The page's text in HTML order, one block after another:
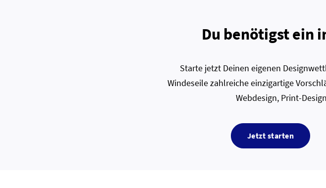
Du benötigst ein
Starte jetzt Deinen eigenen
Windeseile zahlreiche einzigartige
Webdesign, Print-
Jetzt starten